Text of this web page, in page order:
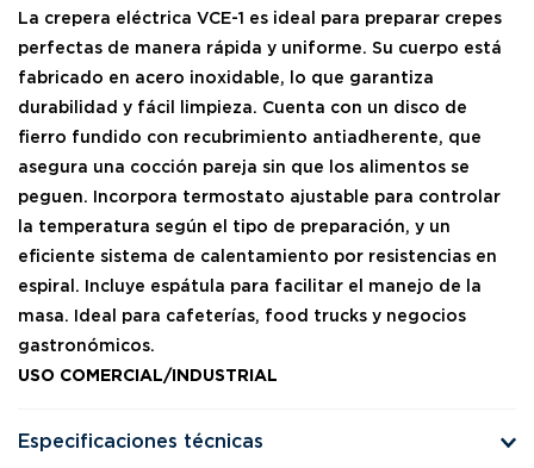
La crepera eléctrica VCE-1 es ideal para preparar crepes
perfectas de manera rápida y uniforme. Su cuerpo está
fabricado en acero inoxidable, lo que garantiza
durabilidad y fácil limpieza. Cuenta con un disco de
fierro fundido con recubrimiento antiadherente, que
asegura una cocción pareja sin que los alimentos se
peguen. Incorpora termostato ajustable para controlar
la temperatura según el tipo de preparación, y un
eficiente sistema de calentamiento por resistencias en
espiral. Incluye espátula para facilitar el manejo de la
masa. Ideal para cafeterías, food trucks y negocios
gastronómicos.
USO COMERCIAL/INDUSTRIAL
Especificaciones técnicas